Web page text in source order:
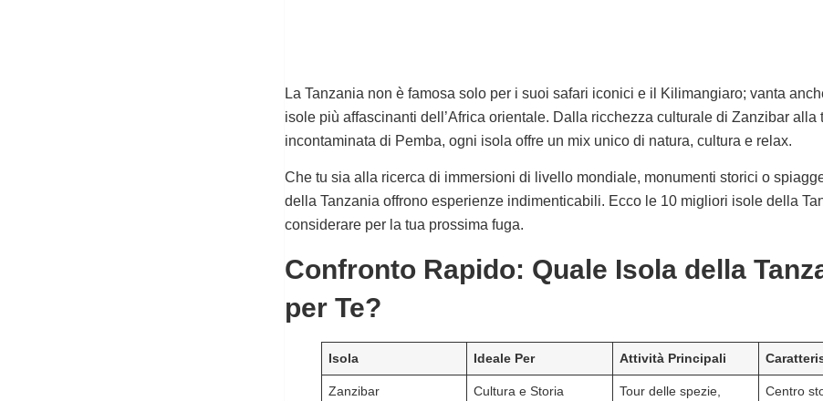
La Tanzania non è famosa solo per i suoi safari iconici e il Kilimangiaro; vanta
isole più affascinanti dell’Africa orientale. Dalla ricchezza culturale di Zanzibar alla
incontaminata di Pemba, ogni isola offre un mix unico di natura, cultura e relax.
Che tu sia alla ricerca di immersioni di livello mondiale, monumenti storici o
della Tanzania offrono esperienze indimenticabili. Ecco le 10 migliori isole della
considerare per la tua prossima fuga.
Confronto Rapido: Quale Isola della
per Te?
Isola Ideale Per Attività Principali
Zanzibar Cultura e Storia
Tour delle spezie,
Centro